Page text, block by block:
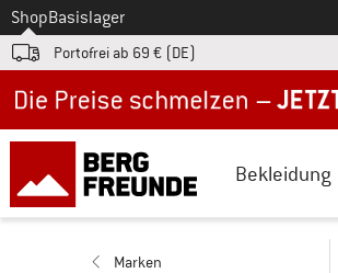
Zum
ShopBasislager
Portofrei ab 69 € (DE)
Bekleidung
Marken